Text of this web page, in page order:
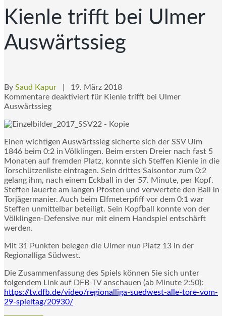
Kienle trifft bei Ulmer
Auswärtssieg
By Saud Kapur | 19. März 2018
Kommentare deaktiviert für Kienle trifft bei Ulmer
Auswärtssieg
Einen wichtigen Auswärtssieg sicherte sich der SSV Ulm
1846 beim 0:2 in Völklingen. Beim ersten Dreier nach fast 5
Monaten auf fremden Platz, konnte sich Steffen Kienle in die
Torschützenliste eintragen. Sein drittes Saisontor zum 0:2
gelang ihm, nach einem Eckball in der 57. Minute, per Kopf.
Steffen lauerte am langen Pfosten und verwertete den Ball in
Torjägermanier. Auch beim Elfmeterpfiff vor dem 0:1 war
Steffen unmittelbar beteiligt. Sein Kopfball konnte von der
Völklingen-Defensive nur mit einem Handspiel entschärft
werden.
Mit 31 Punkten belegen die Ulmer nun Platz 13 in der
Regionalliga Südwest.
Die Zusammenfassung des Spiels können Sie sich unter
folgendem Link auf DFB-TV anschauen (ab Minute 2:50):
https://tv.dfb.de/video/regionalliga-suedwest-alle-tore-vom-
29-spieltag/20930/